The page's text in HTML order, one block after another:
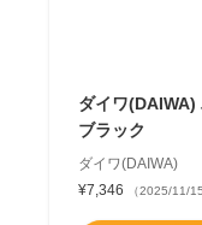
ダイワ(DAIWA)
ブラック
ダイワ(DAIWA)
¥7,346
（2025/11/